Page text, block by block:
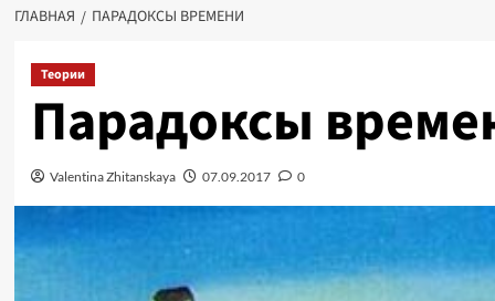
ГЛАВНАЯ ПАРАДОКСЫ ВРЕМЕНИ
Теории
Парадоксы
Valentina Zhitanskaya 07.09.2017 0